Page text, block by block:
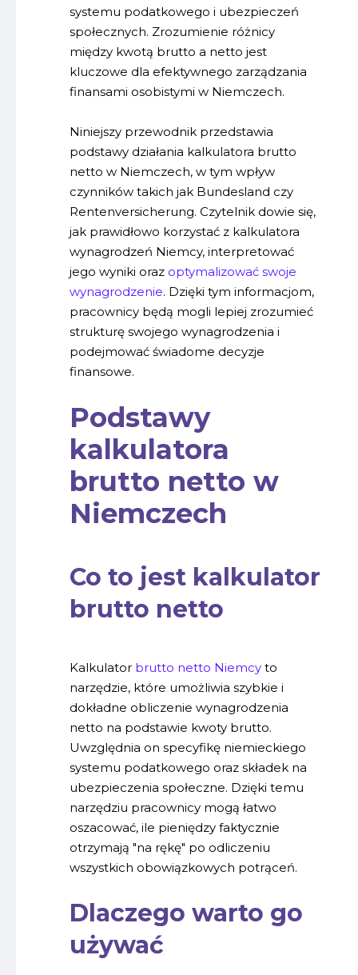
systemu podatkowego i ubezpieczeń
społecznych. Zrozumienie różnicy
między kwotą brutto a netto jest
kluczowe dla efektywnego zarządzania
finansami osobistymi w Niemczech.
Niniejszy przewodnik przedstawia
podstawy działania kalkulatora brutto
netto w Niemczech, w tym wpływ
czynników takich jak Bundesland czy
Rentenversicherung. Czytelnik dowie się,
jak prawidłowo korzystać z kalkulatora
wynagrodzeń Niemcy, interpretować
jego wyniki oraz optymalizować swoje
wynagrodzenie. Dzięki tym informacjom,
pracownicy będą mogli lepiej zrozumieć
strukturę swojego wynagrodzenia i
podejmować świadome decyzje
finansowe.
Podstawy
kalkulatora
brutto netto w
Niemczech
Co to jest kalkulator
brutto netto
Kalkulator brutto netto Niemcy to
narzędzie, które umożliwia szybkie i
dokładne obliczenie wynagrodzenia
netto na podstawie kwoty brutto.
Uwzględnia on specyfikę niemieckiego
systemu podatkowego oraz składek na
ubezpieczenia społeczne. Dzięki temu
narzędziu pracownicy mogą łatwo
oszacować, ile pieniędzy faktycznie
otrzymają "na rękę" po odliczeniu
wszystkich obowiązkowych potrąceń.
Dlaczego warto go
używać